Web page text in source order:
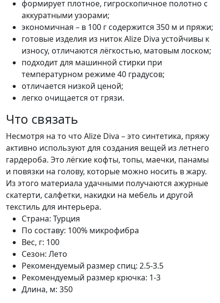
формирует плотное, гигроскопичное полотно с
аккуратными узорами;
экономичная – в 100 г содержится 350 м и пряжи;
готовые изделия из ниток Alize Diva устойчивы к
износу, отличаются лёгкостью, матовым лоском;
подходит для машинной стирки при
температурном режиме 40 градусов;
отличается низкой ценой;
легко очищается от грязи.
Что связать
Несмотря на то что Alize Diva – это синтетика, пряжу
активно используют для создания вещей из летнего
гардероба. Это лёгкие кофты, топы, маечки, панамы
и повязки на голову, которые можно носить в жару.
Из этого материала удачными получаются ажурные
скатерти, салфетки, накидки на мебель и другой
текстиль для интерьера.
Страна: Турция
По составу: 100% микрофибра
Вес, г: 100
Сезон: Лето
Рекомендуемый размер спиц: 2.5-3.5
Рекомендуемый размер крючка: 1-3
Длина, м: 350